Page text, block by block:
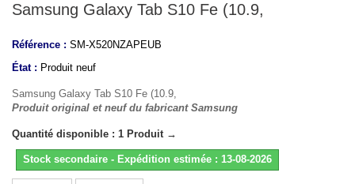
Samsung Galaxy Tab S10 Fe (10.9,
Référence : SM-X520NZAPEUB
État : Produit neuf
Samsung Galaxy Tab S10 Fe (10.9,
Produit original et neuf du fabricant Samsung
Quantité disponible : 1 Produit →
Stock secondaire - Expédition estimée : 13-08-2026